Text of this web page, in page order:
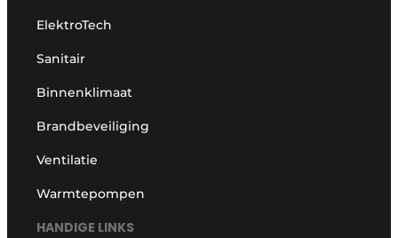
ElektroTech
Sanitair
Binnenklimaat
Brandbeveiliging
Ventilatie
Warmtepompen
HANDIGE LINKS